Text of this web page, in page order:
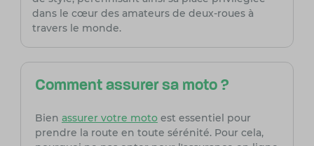
dans le cœur des amateurs de deux-roues à
travers le monde.
Comment assurer sa moto ?
Bien assurer votre motoest essentiel pour
prendre la route en toute sérénité. Pour cela,